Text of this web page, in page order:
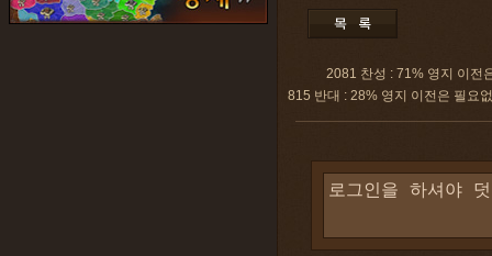
2081 찬성 : 71% 영지 이전
815 반대 : 28% 영지 이전은 필요